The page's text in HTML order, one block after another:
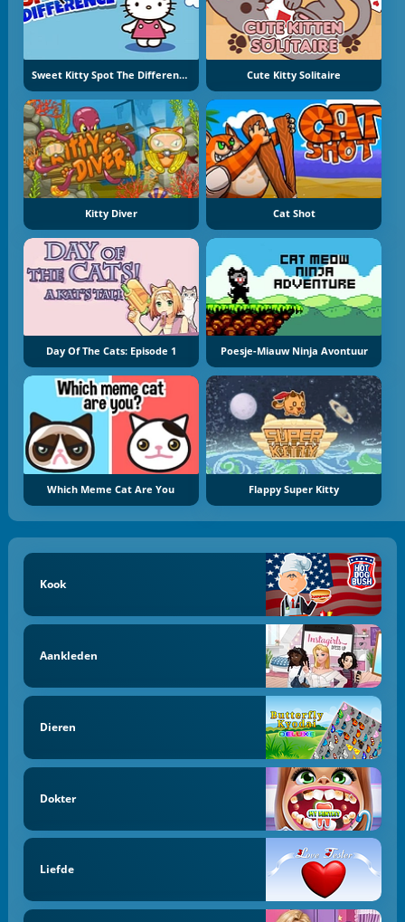
Sweet Kitty Spot The Difference Cute Kitty Solitaire
Kitty Diver Cat Shot
Day Of The Cats: Episode 1 Poesje-Miauw Ninja Avontuur
Which Meme Cat Are You Flappy Super Kitty
Kook
Aankleden
Dieren
Dokter
Liefde